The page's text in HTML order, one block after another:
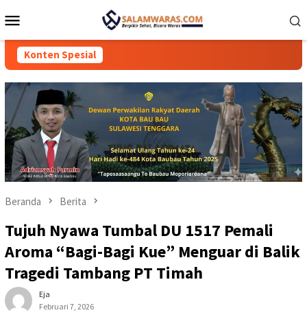
ke
Mobile
Konten Spesial
Beranda Berita
Tujuh Nyawa Tumbal DU 1517 Pemali
Aroma “Bagi-Bagi Kue” Menguar di Balik
Tragedi Tambang PT Timah
Eja
Februari 7, 2026